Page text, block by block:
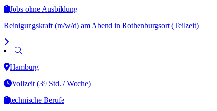
Jobs ohne Ausbildung
Reinigungskraft (m/w/d) am Abend in Rothenburgsort (Teilzeit)
Hamburg
Vollzeit (39 Std. / Woche)
technische Berufe